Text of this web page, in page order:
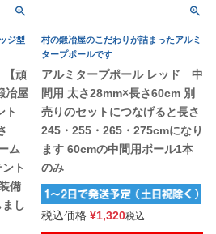
ジ型
【頑
冶屋
ト
ム
ト
備
し
村の鍛冶屋のこだわりが詰まったアルミ
タープポールです
アルミタープポール レッド 中
間用 太さ28mm×長さ60cm 別
売りのセットにつなげると長さ
245・255・265・275cmになり
ます 60cmの中間用ポール1本
のみ
税込価格 ¥1,320税込